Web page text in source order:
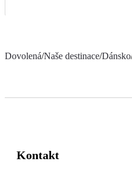
Dovolená/Naše destinace/Dánsko
Kontakt